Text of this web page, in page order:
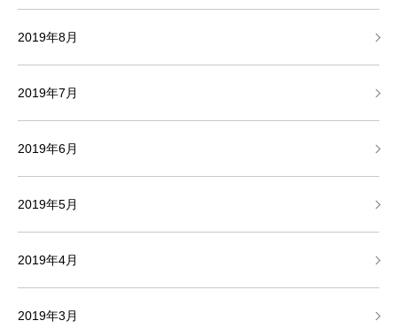
2019年8月
2019年7月
2019年6月
2019年5月
2019年4月
2019年3月